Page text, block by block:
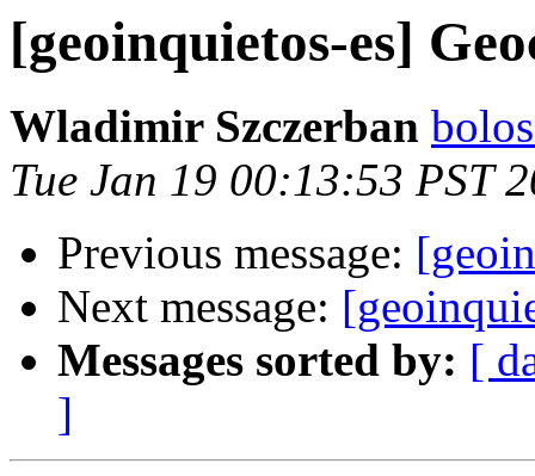
[geoinquietos-es]
Wladimir Szczerban
Tue Jan 19 00:13:53 PST
Previous message:
Next message:
Messages sorted by: [
]